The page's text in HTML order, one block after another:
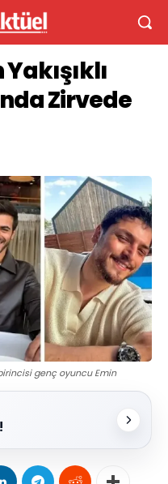
Zirvede
genç oyuncu Emin